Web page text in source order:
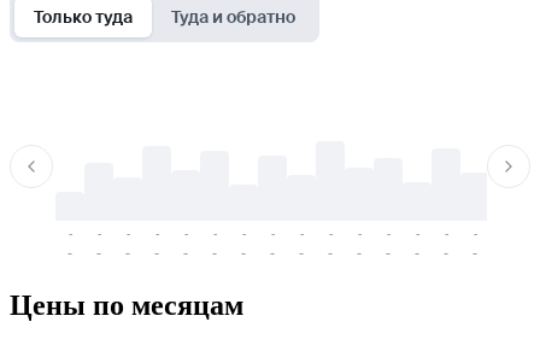
Только туда Туда и обратно
-
-
-
-
-
-
-
-
-
-
-
-
-
-
-
-
-
-
-
-
-
-
-
-
-
-
-
-
-
-
Цены по месяцам